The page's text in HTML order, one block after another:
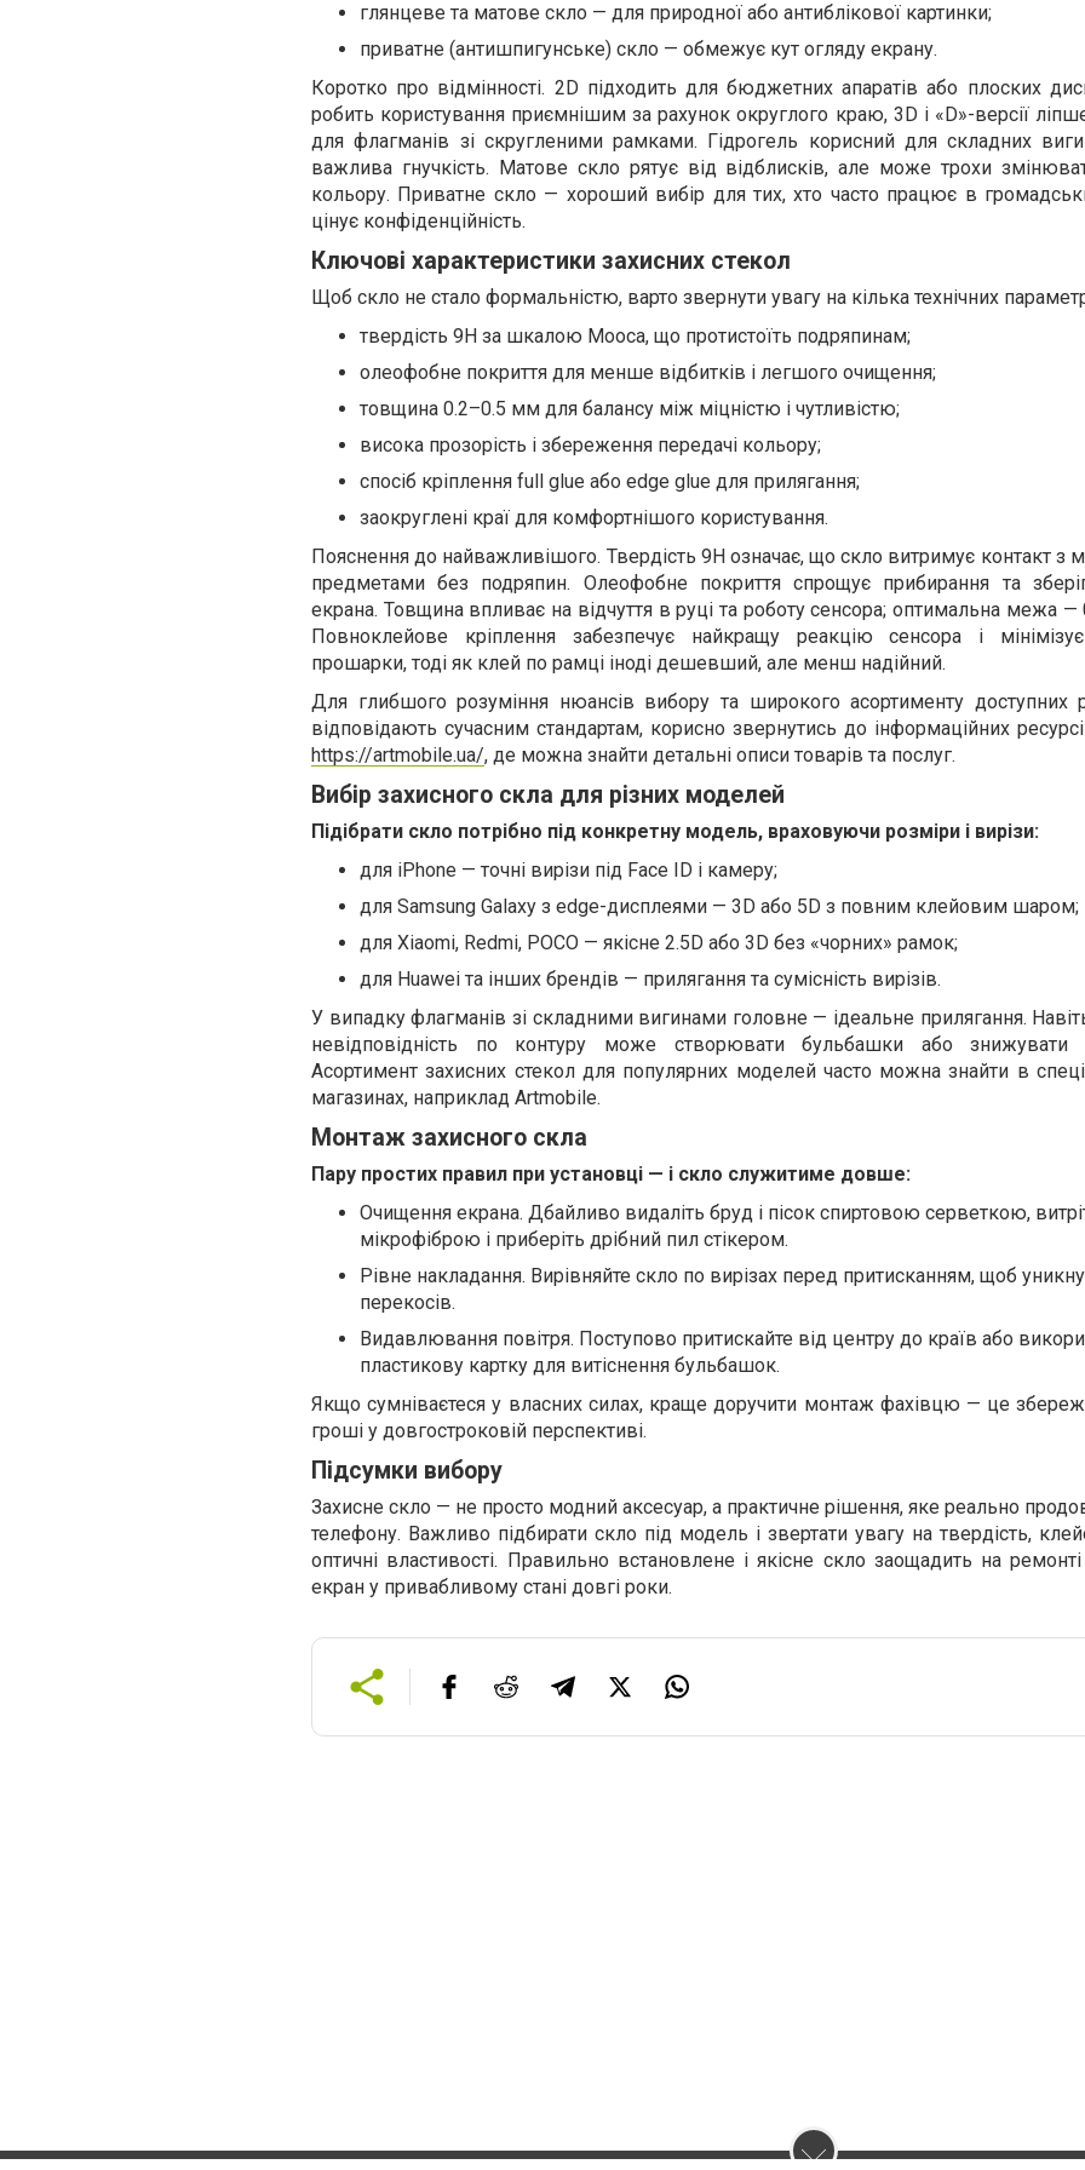
глянцеве та матове скло — для природної або антиблікової картинки;
приватне (антишпигунське) скло — обмежує кут огляду екрану.
Коротко про відмінності. 2D підходить для бюджетних апаратів або плоских
робить користування приємнішим за рахунок округлого краю, 3D і «D»-версії
для флагманів зі скругленими рамками. Гідрогель корисний для складних
важлива гнучкість. Матове скло рятує від відблисків, але може трохи
кольору. Приватне скло — хороший вибір для тих, хто часто працює в
цінує конфіденційність.
Ключові характеристики захисних стекол
Щоб скло не стало формальністю, варто звернути увагу на кілька технічних
твердість 9H за шкалою Мооса, що протистоїть подряпинам;
олеофобне покриття для менше відбитків і легшого очищення;
товщина 0.2–0.5 мм для балансу між міцністю і чутливістю;
висока прозорість і збереження передачі кольору;
спосіб кріплення full glue або edge glue для прилягання;
заокруглені краї для комфортнішого користування.
Пояснення до найважливішого. Твердість 9H означає, що скло витримує контакт з
предметами без подряпин. Олеофобне покриття спрощує прибирання та
екрана. Товщина впливає на відчуття в руці та роботу сенсора; оптимальна межа
Повноклейове кріплення забезпечує найкращу реакцію сенсора і мінімізує
прошарки, тоді як клей по рамці іноді дешевший, але менш надійний.
Для глибшого розуміння нюансів вибору та широкого асортименту доступних
відповідають сучасним стандартам, корисно звернутись до інформаційних
https://artmobile.ua/, де можна знайти детальні описи товарів та послуг.
Вибір захисного скла для різних моделей
Підібрати скло потрібно під конкретну модель, враховуючи розміри і вирізи:
для iPhone — точні вирізи під Face ID і камеру;
для Samsung Galaxy з edge-дисплеями — 3D або 5D з повним клейовим шаром;
для Xiaomi, Redmi, POCO — якісне 2.5D або 3D без «чорних» рамок;
для Huawei та інших брендів — прилягання та сумісність вирізів.
У випадку флагманів зі складними вигинами головне — ідеальне прилягання.
невідповідність по контуру може створювати бульбашки або знижувати
Асортимент захисних стекол для популярних моделей часто можна знайти в
магазинах, наприклад Artmobile.
Монтаж захисного скла
Пару простих правил при установці — і скло служитиме довше:
Очищення екрана. Дбайливо видаліть бруд і пісок спиртовою серветкою,
мікрофіброю і приберіть дрібний пил стікером.
Рівне накладання. Вирівняйте скло по вирізах перед притисканням, щоб
перекосів.
Видавлювання повітря. Поступово притискайте від центру до країв або
пластикову картку для витіснення бульбашок.
Якщо сумніваєтеся у власних силах, краще доручити монтаж фахівцю — це
гроші у довгостроковій перспективі.
Підсумки вибору
Захисне скло — не просто модний аксесуар, а практичне рішення, яке реально
телефону. Важливо підбирати скло під модель і звертати увагу на твердість,
оптичні властивості. Правильно встановлене і якісне скло заощадить на
екран у привабливому стані довгі роки.